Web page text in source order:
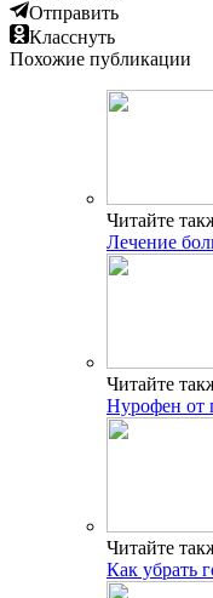
Отправить
Класснуть
Похожие публикации
Читайте
Лечение
Читайте
Нурофен от
Читайте
Как убрать